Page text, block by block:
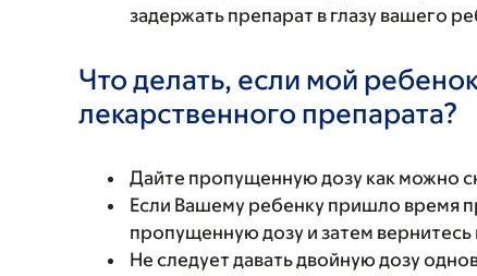
задержать препарат в глазу вашего
Что делать, если мой
лекарственного препарата?
Дайте пропущенную дозу как можно
Если Вашему ребенку пришло время
пропущенную дозу и затем
Не следует давать двойную дозу